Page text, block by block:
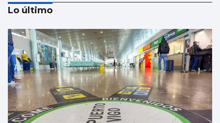
SUCESOS
Un guardia civil gallego mata su expareja y
Lo último